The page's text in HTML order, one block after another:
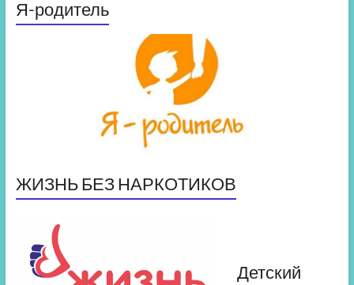
Я-родитель
ЖИЗНЬ БЕЗ НАРКОТИКОВ
Детский